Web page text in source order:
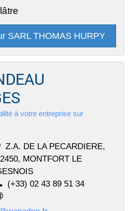
SARL THOMAS HURPY
à votre entreprise sur
Z.A. DE LA PECARDIERE,
MONTFORT LE
(+33) 02 43 89 51 34